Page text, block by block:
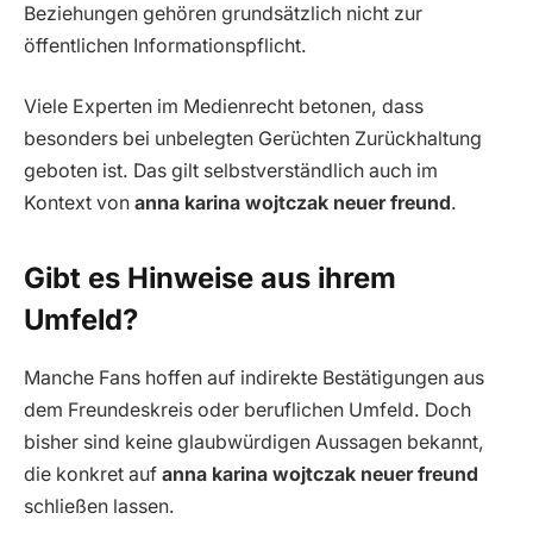
Beziehungen gehören grundsätzlich nicht zur
öffentlichen Informationspflicht.
Viele Experten im Medienrecht betonen, dass
besonders bei unbelegten Gerüchten Zurückhaltung
geboten ist. Das gilt selbstverständlich auch im
Kontext von anna karina wojtczak neuer freund.
Gibt es Hinweise aus ihrem
Umfeld?
Manche Fans hoffen auf indirekte Bestätigungen aus
dem Freundeskreis oder beruflichen Umfeld. Doch
bisher sind keine glaubwürdigen Aussagen bekannt,
die konkret auf anna karina wojtczak neuer freund
schließen lassen.